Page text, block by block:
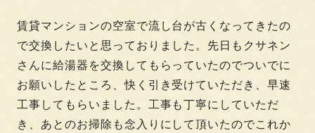
賃貸マンションの空室で流し台が古くなってきたの
で交換したいと思っておりました。先日もクサネン
さんに給湯器を交換してもらっていたのでついでに
お願いしたところ、快く引き受けていただき、早速
工事してもらいました。工事も丁寧にしていただ
き、あとのお掃除も念入りにして頂いたのでこれか